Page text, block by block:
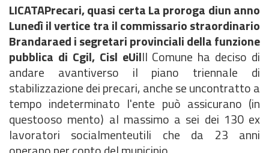
LICATAPrecari, quasi certa La proroga diun anno
Lunedì il vertice tra il commissario straordinario
Brandaraed i segretari provinciali della funzione
pubblica di Cgil, Cisl eUilIl Comune ha deciso di
andare avantiverso il piano triennale di
stabilizzazione dei precari, anche se uncontratto a
tempo indeterminato l'ente può assicurano (in
questooso mento) al massimo a sei dei 130 ex
lavoratori socialmenteutili che da 23 anni